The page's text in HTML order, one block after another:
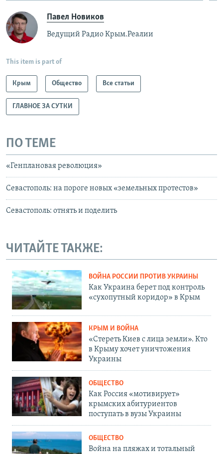
Павел Новиков
Ведущий Радио Крым.Реалии
This item is part of
Крым Общество Все статьи
ГЛАВНОЕ ЗА СУТКИ
ПО ТЕМЕ
«Генплановая революция»
Севастополь: на пороге новых «земельных протестов»
Севастополь: отнять и поделить
ЧИТАЙТЕ ТАКЖЕ:
ВОЙНА РОССИИ ПРОТИВ УКРАИНЫ
Как Украина берет под контроль
«сухопутный коридор» в Крым
КРЫМ И ВОЙНА
«Стереть Киев с лица земли». Кто
в Крыму хочет уничтожения
Украины
ОБЩЕСТВО
Как Россия «мотивирует»
крымских абитуриентов
поступать в вузы Украины
ОБЩЕСТВО
Война на пляжах и тотальный